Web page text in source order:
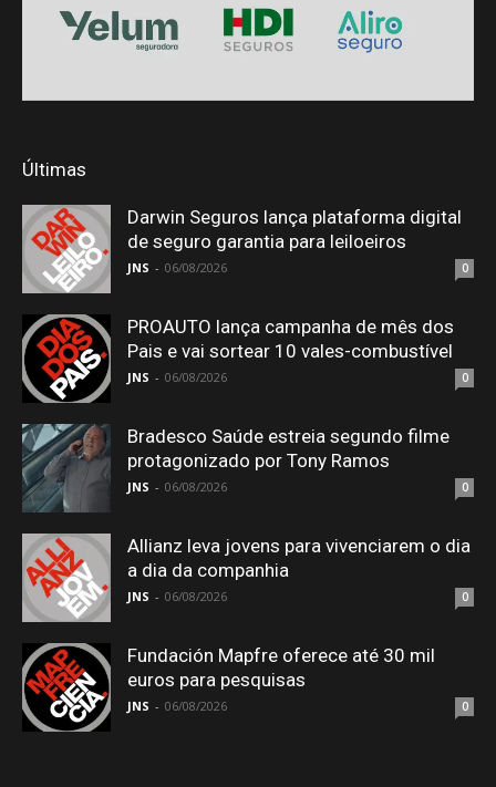
Últimas
Darwin Seguros lança plataforma digital
de seguro garantia para leiloeiros
JNS - 06/08/2026 0
PROAUTO lança campanha de mês dos
Pais e vai sortear 10 vales-combustível
JNS - 06/08/2026 0
Bradesco Saúde estreia segundo filme
protagonizado por Tony Ramos
JNS - 06/08/2026 0
Allianz leva jovens para vivenciarem o dia
a dia da companhia
JNS - 06/08/2026 0
Fundación Mapfre oferece até 30 mil
euros para pesquisas
JNS - 06/08/2026 0